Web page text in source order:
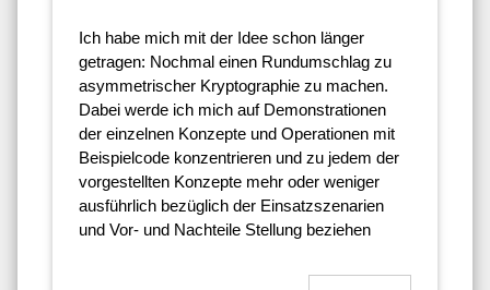
Ich habe mich mit der Idee schon länger
getragen: Nochmal einen Rundumschlag zu
asymmetrischer Kryptographie zu machen.
Dabei werde ich mich auf Demonstrationen
der einzelnen Konzepte und Operationen mit
Beispielcode konzentrieren und zu jedem der
vorgestellten Konzepte mehr oder weniger
ausführlich bezüglich der Einsatzszenarien
und Vor- und Nachteile Stellung beziehen